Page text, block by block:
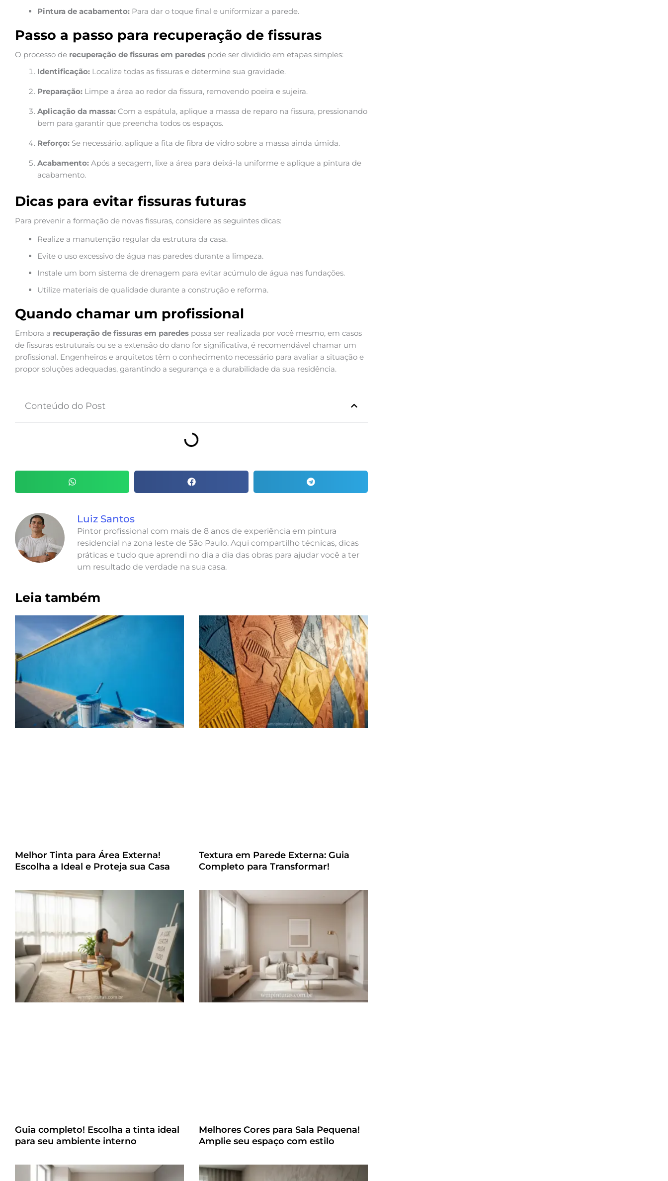
Pintura de acabamento: Para dar o toque final e uniformizar a parede.
Passo a passo para recuperação de fissuras
O processo de recuperação de fissuras em paredes pode ser dividido em etapas simples:
Identificação: Localize todas as fissuras e determine sua gravidade.
Preparação: Limpe a área ao redor da fissura, removendo poeira e sujeira.
Aplicação da massa: Com a espátula, aplique a massa de reparo na fissura, pressionando
bem para garantir que preencha todos os espaços.
Reforço: Se necessário, aplique a fita de fibra de vidro sobre a massa ainda úmida.
Acabamento: Após a secagem, lixe a área para deixá-la uniforme e aplique a pintura de
acabamento.
Dicas para evitar fissuras futuras
Para prevenir a formação de novas fissuras, considere as seguintes dicas:
Realize a manutenção regular da estrutura da casa.
Evite o uso excessivo de água nas paredes durante a limpeza.
Instale um bom sistema de drenagem para evitar acúmulo de água nas fundações.
Utilize materiais de qualidade durante a construção e reforma.
Quando chamar um profissional
Embora a recuperação de fissuras em paredes possa ser realizada por você mesmo, em casos
de fissuras estruturais ou se a extensão do dano for significativa, é recomendável chamar um
profissional. Engenheiros e arquitetos têm o conhecimento necessário para avaliar a situação e
propor soluções adequadas, garantindo a segurança e a durabilidade da sua residência.
Conteúdo do Post
Luiz Santos
Pintor profissional com mais de 8 anos de experiência em pintura
residencial na zona leste de São Paulo. Aqui compartilho técnicas, dicas
práticas e tudo que aprendi no dia a dia das obras para ajudar você a ter
um resultado de verdade na sua casa.
Leia também
Melhor Tinta para Área Externa!
Escolha a Ideal e Proteja sua Casa
Textura em Parede Externa: Guia
Completo para Transformar!
Guia completo! Escolha a tinta ideal
para seu ambiente interno
Melhores Cores para Sala Pequena!
Amplie seu espaço com estilo